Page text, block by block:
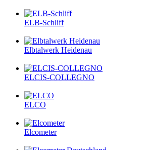
ELB-Schliff
Elbtalwerk Heidenau
ELCIS-COLLEGNO
ELCO
Elcometer